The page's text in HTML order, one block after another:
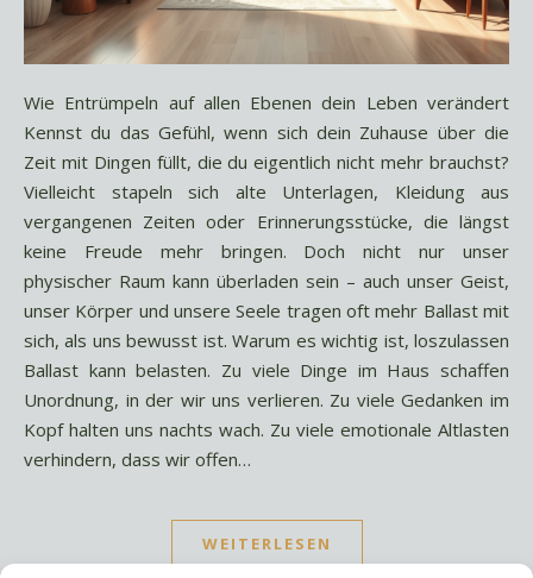
Wie Entrümpeln auf allen Ebenen dein Leben verändert
Kennst du das Gefühl, wenn sich dein Zuhause über die
Zeit mit Dingen füllt, die du eigentlich nicht mehr brauchst?
Vielleicht stapeln sich alte Unterlagen, Kleidung aus
vergangenen Zeiten oder Erinnerungsstücke, die längst
keine Freude mehr bringen. Doch nicht nur unser
physischer Raum kann überladen sein – auch unser Geist,
unser Körper und unsere Seele tragen oft mehr Ballast mit
sich, als uns bewusst ist. Warum es wichtig ist, loszulassen
Ballast kann belasten. Zu viele Dinge im Haus schaffen
Unordnung, in der wir uns verlieren. Zu viele Gedanken im
Kopf halten uns nachts wach. Zu viele emotionale Altlasten
verhindern, dass wir offen…
WEITERLESEN